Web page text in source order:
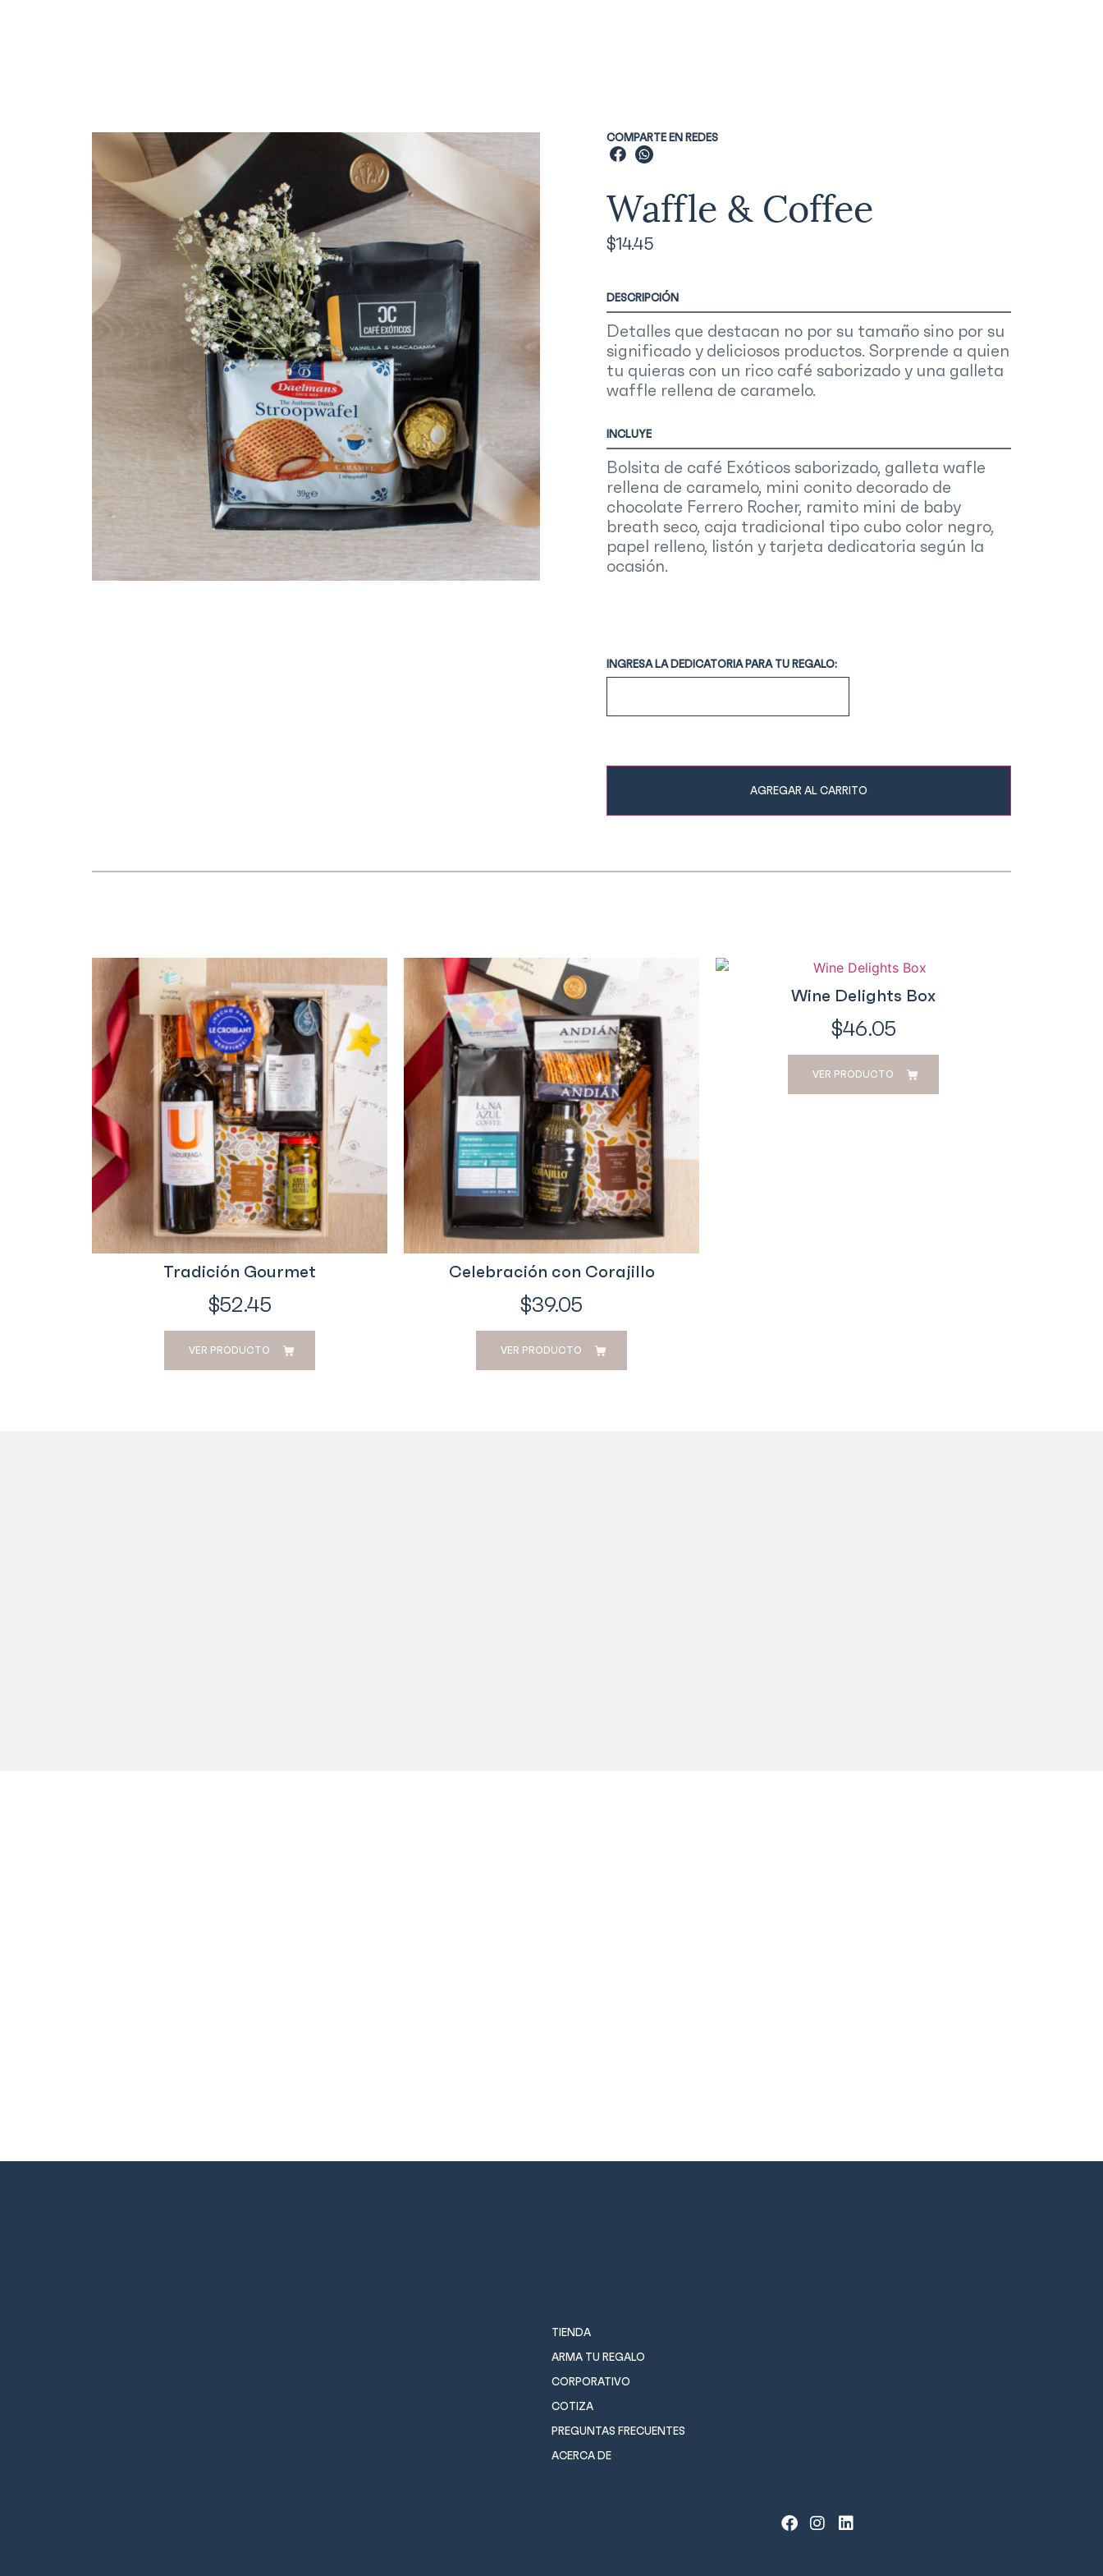
COMPARTE EN REDES
Waffle & Coffee
$14.45
DESCRIPCIÓN
Detalles que destacan no por su tamaño sino por su
significado y deliciosos productos. Sorprende a quien
tu quieras con un rico café saborizado y una galleta
waffle rellena de caramelo.
INCLUYE
Bolsita de café Exóticos saborizado, galleta wafle
rellena de caramelo, mini conito decorado de
chocolate Ferrero Rocher, ramito mini de baby
breath seco, caja tradicional tipo cubo color negro,
papel relleno, listón y tarjeta dedicatoria según la
ocasión.
INGRESA LA DEDICATORIA PARA TU REGALO:
AGREGAR AL CARRITO
Tradición Gourmet
$52.45
VER PRODUCTO
Celebración con Corajillo
$39.05
VER PRODUCTO
Wine Delights Box
$46.05
VER PRODUCTO
TIENDA
ARMA TU REGALO
CORPORATIVO
COTIZA
PREGUNTAS FRECUENTES
ACERCA DE